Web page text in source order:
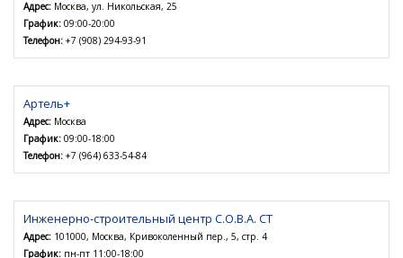
Адрес: Москва, ул. Никольская, 25
График: 09:00-20:00
Телефон: +7 (908) 294-93-91
Артель+
Адрес: Москва
График: 09:00-18:00
Телефон: +7 (964) 633-54-84
Инженерно-строительный центр С.О.В.А. СТ
Адрес: 101000, Москва, Кривоколенный пер., 5, стр. 4
График: пн-пт 11:00-18:00